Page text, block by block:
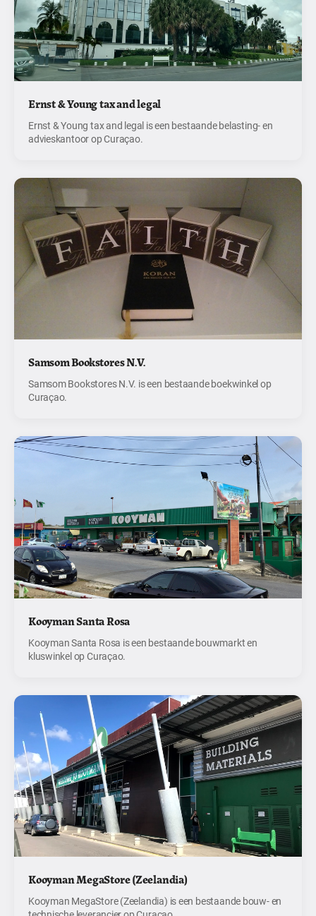
Ernst & Young tax and legal
Ernst & Young tax and legal is een bestaande belasting- en
advieskantoor op Curaçao.
Samsom Bookstores N.V.
Samsom Bookstores N.V. is een bestaande boekwinkel op
Curaçao.
Kooyman Santa Rosa
Kooyman Santa Rosa is een bestaande bouwmarkt en
kluswinkel op Curaçao.
Kooyman MegaStore (Zeelandia)
Kooyman MegaStore (Zeelandia) is een bestaande bouw- en